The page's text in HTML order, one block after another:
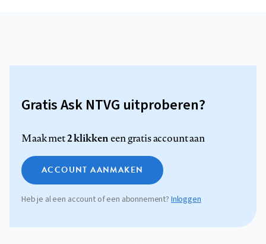
Gratis Ask NTVG uitproberen?
Maak met2 klikkeneen gratis account aan
ACCOUNT AANMAKEN
Heb je al een account of een abonnement?Inloggen